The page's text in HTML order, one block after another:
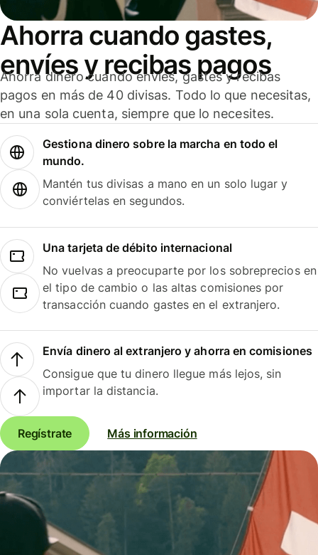
Ahorra cuando gastes,
envíes y recibas pagos
Ahorra dinero cuando envíes, gastes y recibas
pagos en más de 40 divisas. Todo lo que necesitas,
en una sola cuenta, siempre que lo necesites.
Gestiona dinero sobre la marcha en todo el
mundo.
Mantén tus divisas a mano en un solo lugar y
conviértelas en segundos.
Una tarjeta de débito internacional
No vuelvas a preocuparte por los sobreprecios en
el tipo de cambio o las altas comisiones por
transacción cuando gastes en el extranjero.
Envía dinero al extranjero y ahorra en comisiones
Consigue que tu dinero llegue más lejos, sin
importar la distancia.
Regístrate Más información